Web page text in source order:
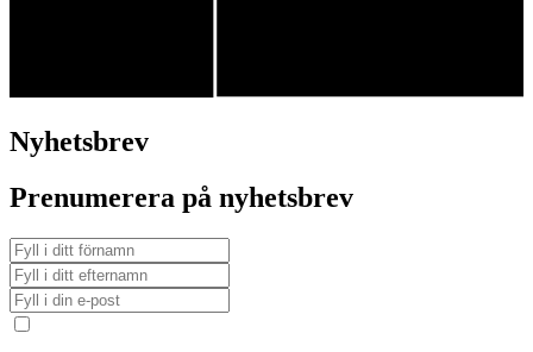
Nyhetsbrev
Prenumerera på nyhetsbrev